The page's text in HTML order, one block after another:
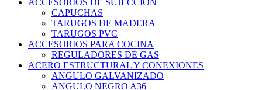
ACCESORIOS DE SUJECCION
CAPUCHAS
TARUGOS DE MADERA
TARUGOS PVC
ACCESORIOS PARA COCINA
REGULADORES DE GAS
ACERO ESTRUCTURAL Y CONEXIONES
ANGULO GALVANIZADO
ANGULO NEGRO A36